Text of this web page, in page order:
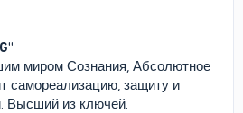
миром Сознания, Абсолютное
самореализацию, защиту и
Высший из ключей.